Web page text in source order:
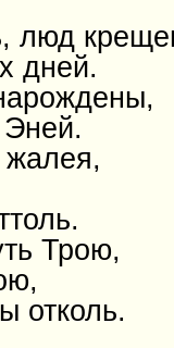
люд
дней.
жалея,
Трою,
отколь.